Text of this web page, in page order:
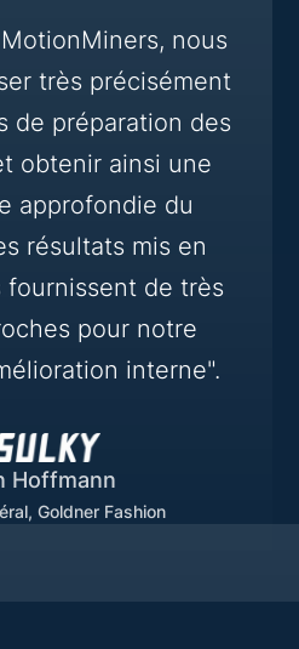
nous
très précisément
de préparation des
obtenir ainsi une
approfondie du
résultats mis en
de très
pour notre
interne".
Hoffmann
Goldner Fashion